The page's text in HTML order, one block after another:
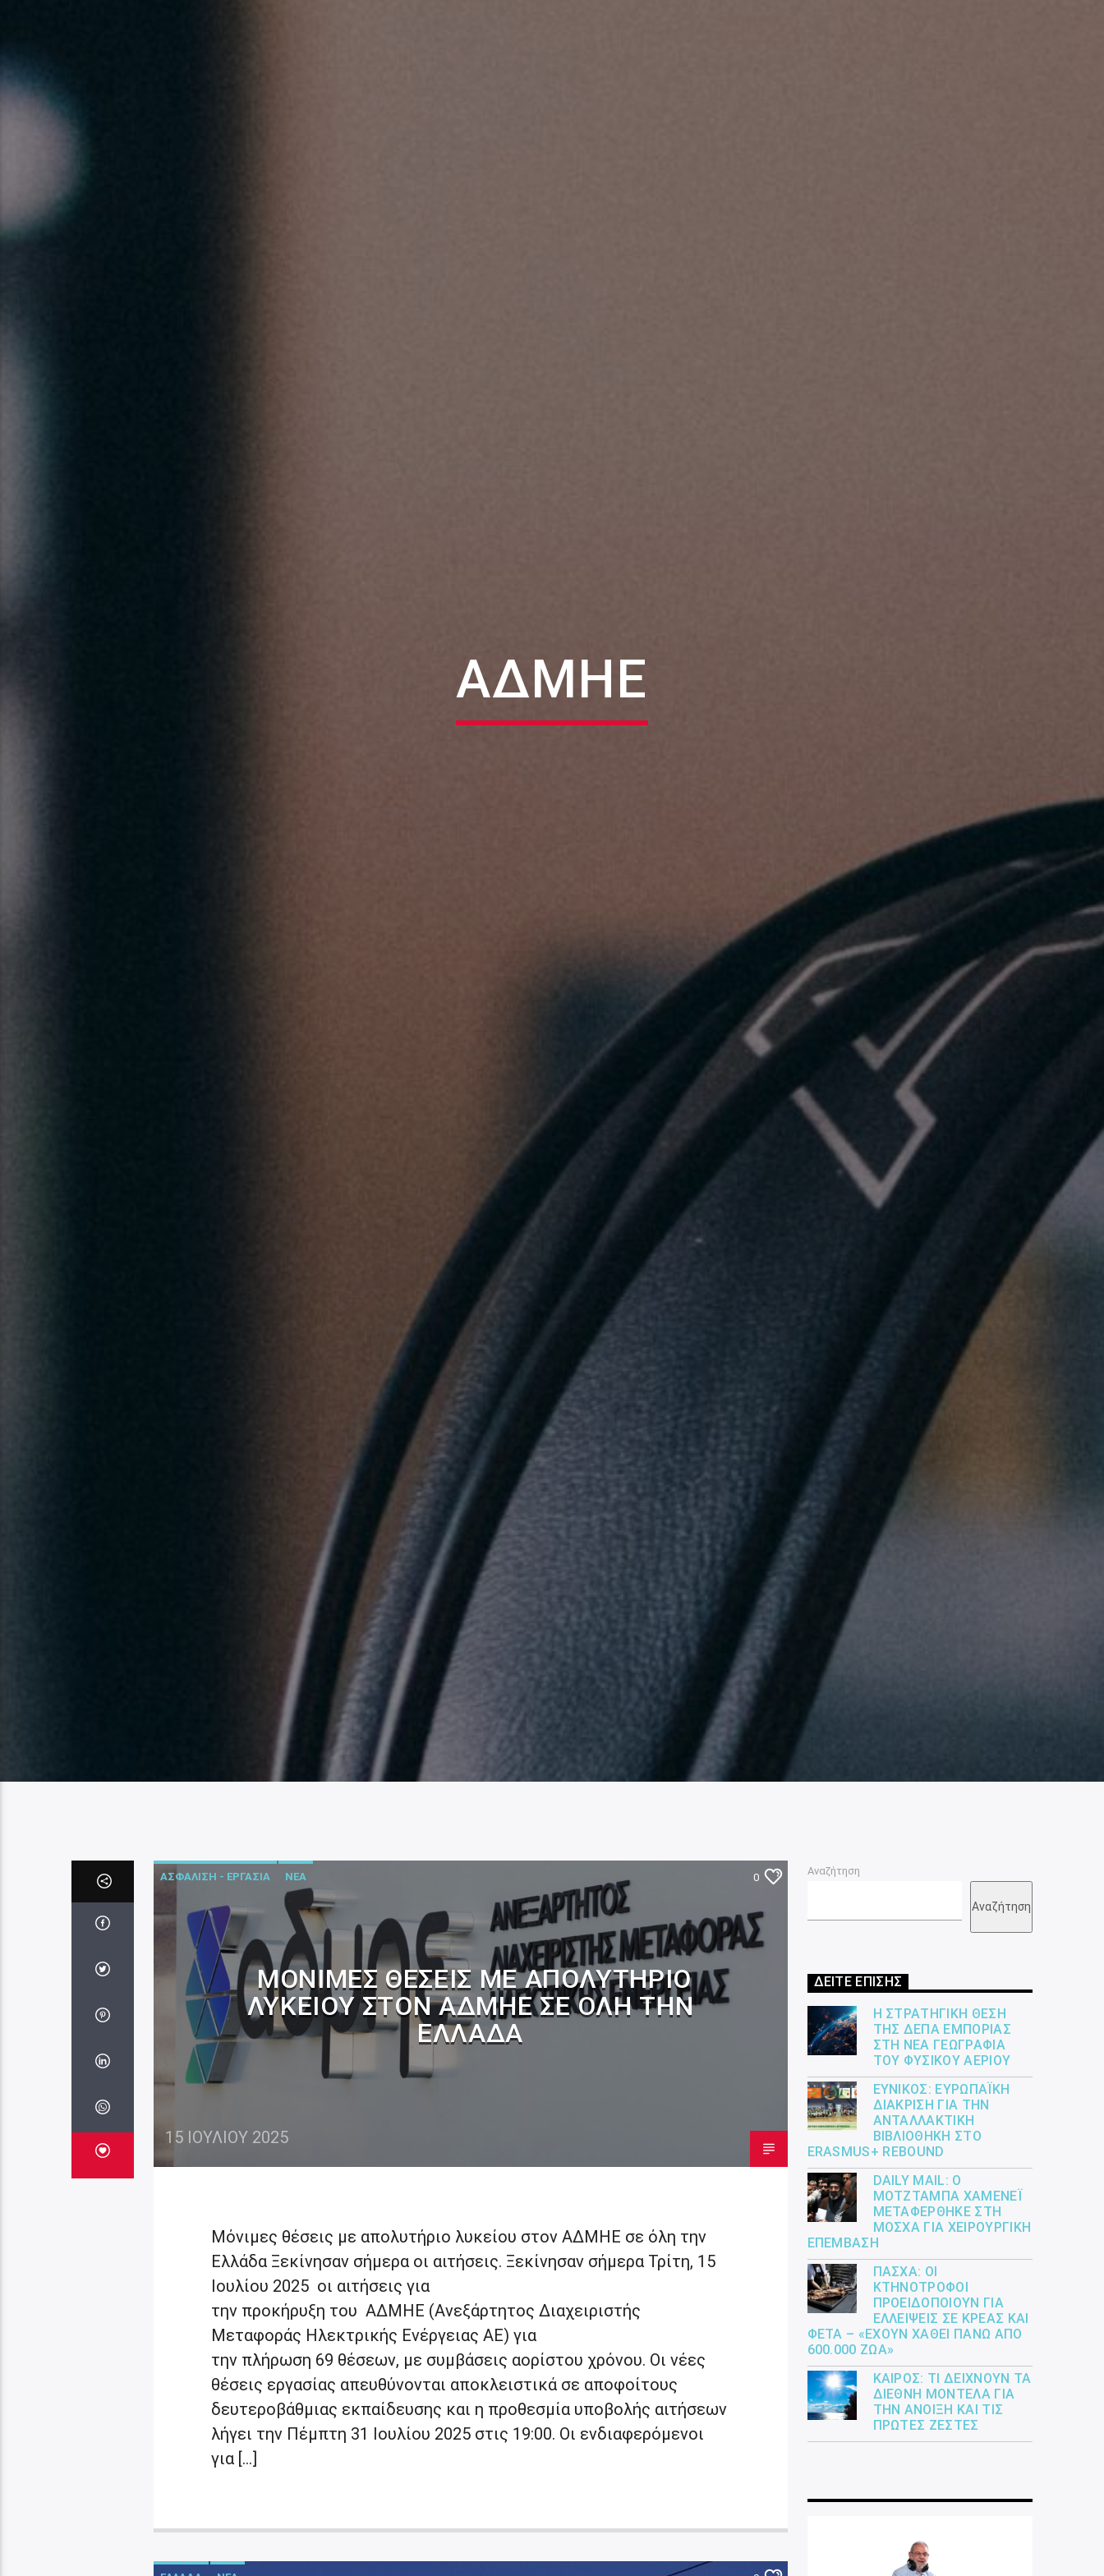
ΑΔΜΗΕ
ΑΣΦΑΛΙΣΗ - ΕΡΓΑΣΙΑ ΝΕΑ 0
ΜΌΝΙΜΕΣ ΘΈΣΕΙΣ ΜΕ ΑΠΟΛΥΤΉΡΙΟ
ΛΥΚΕΊΟΥ ΣΤΟΝ ΑΔΜΗΕ ΣΕ ΌΛΗ ΤΗΝ
ΕΛΛΆΔΑ
15 ΙΟΥΛΊΟΥ 2025
Μόνιμες θέσεις με απολυτήριο λυκείου στον ΑΔΜΗΕ σε όλη την
Ελλάδα Ξεκίνησαν σήμερα οι αιτήσεις. Ξεκίνησαν σήμερα Τρίτη, 15
Ιουλίου 2025 οι αιτήσεις για
την προκήρυξη του ΑΔΜΗΕ (Ανεξάρτητος Διαχειριστής
Μεταφοράς Ηλεκτρικής Ενέργειας ΑΕ) για
την πλήρωση 69 θέσεων, με συμβάσεις αορίστου χρόνου. Οι νέες
θέσεις εργασίας απευθύνονται αποκλειστικά σε αποφοίτους
δευτεροβάθμιας εκπαίδευσης και η προθεσμία υποβολής αιτήσεων
λήγει την Πέμπτη 31 Ιουλίου 2025 στις 19:00. Οι ενδιαφερόμενοι
για […]
Αναζήτηση
Αναζήτηση
ΔΕΙΤΕ ΕΠΙΣΗΣ
Η ΣΤΡΑΤΗΓΙΚΉ ΘΈΣΗ
ΤΗΣ ΔΕΠΑ ΕΜΠΟΡΊΑΣ
ΣΤΗ ΝΈΑ ΓΕΩΓΡΑΦΊΑ
ΤΟΥ ΦΥΣΙΚΟΎ ΑΕΡΊΟΥ
ΕΎΝΙΚΟΣ: ΕΥΡΩΠΑΪΚΉ
ΔΙΆΚΡΙΣΗ ΓΙΑ ΤΗΝ
ΑΝΤΑΛΛΑΚΤΙΚΉ
ΒΙΒΛΙΟΘΉΚΗ ΣΤΟ
ERASMUS+ REBOUND
DAILY MAIL: Ο
ΜΟΤΖΤΆΜΠΑ ΧΑΜΕΝΕΪ́
ΜΕΤΑΦΈΡΘΗΚΕ ΣΤΗ
ΜΌΣΧΑ ΓΙΑ ΧΕΙΡΟΥΡΓΙΚΉ
ΕΠΈΜΒΑΣΗ
ΠΆΣΧΑ: ΟΙ
ΚΤΗΝΟΤΡΌΦΟΙ
ΠΡΟΕΙΔΟΠΟΙΟΎΝ ΓΙΑ
ΕΛΛΕΊΨΕΙΣ ΣΕ ΚΡΈΑΣ ΚΑΙ
ΦΈΤΑ – «ΈΧΟΥΝ ΧΑΘΕΊ ΠΆΝΩ ΑΠΌ
600.000 ΖΏΑ»
ΚΑΙΡΌΣ: ΤΙ ΔΕΊΧΝΟΥΝ ΤΑ
ΔΙΕΘΝΉ ΜΟΝΤΈΛΑ ΓΙΑ
ΤΗΝ ΆΝΟΙΞΗ ΚΑΙ ΤΙΣ
ΠΡΏΤΕΣ ΖΈΣΤΕΣ